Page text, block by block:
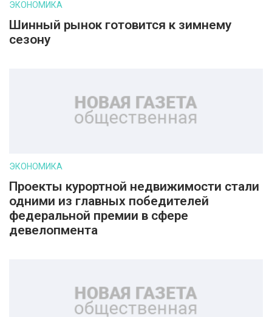
ЭКОНОМИКА
Шинный рынок готовится к зимнему
сезону
ЭКОНОМИКА
Проекты курортной недвижимости стали
одними из главных победителей
федеральной премии в сфере
девелопмента